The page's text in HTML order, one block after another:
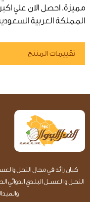
مميزة. احصل الان علي
المملكة العربية
تقييمات المنتج
كيان رائد في مجال النحل